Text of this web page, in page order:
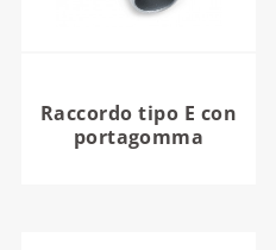
Raccordo tipo E con
portagomma